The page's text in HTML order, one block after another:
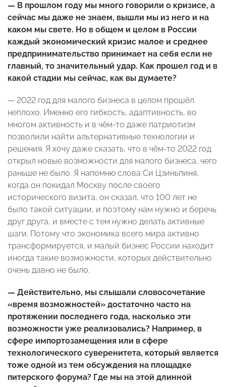
— В прошлом году мы много говорили о кризисе, а
сейчас мы даже не знаем, вышли мы из него и на
каком мы свете. Но в общем и целом в России
каждый экономический кризис малое и среднее
предпринимательство принимает на себя если не
главный, то значительный удар. Как прошел год и в
какой стадии мы сейчас, как вы думаете?
— 2022 год для малого бизнеса в целом прошёл
неплохо. Именно его гибкость, адаптивность, во
многом активность и в чём-то даже патриотизм
позволили найти альтернативные технологии и
решения. Я хочу даже сказать, что в чём-то 2022 год
открыл новые возможности для малого бизнеса, чего
раньше не было. Я напомню слова Си Цзиньпиня,
когда он покидал Москву после своего
исторического визита, он сказал, что 100 лет не
было такой ситуации, и поэтому нам нужно и беречь
друг друга, и вместе с тем нужно делать активные
шаги. Потому что экономика всего мира активно
трансформируется, и малый бизнес России находит
иногда такие возможности, которых действительно
очень давно не было.
— Действительно, мы слышали словосочетание
«время возможностей» достаточно часто на
протяжении последнего года, насколько эти
возможности уже реализовались? Например, в
сфере импортозамещения или в сфере
технологического суверенитета, который является
тоже одной из тем обсуждения на площадке
питерского форума? Где мы на этой длинной